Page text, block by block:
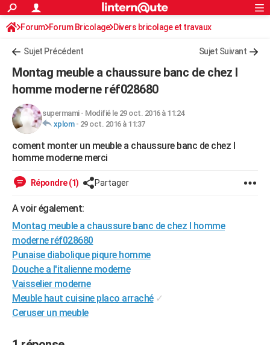
ACTUALITÉS
Politique
Société
Faits Divers
Education
Monde
Villes
+
Programme TV
TNTStreaming
Cinéma
Sorties cinéma
Musique
+FINANCE
Retraite
Impôts
Epargne
Immobilier
Risques naturels par ville
Banque
Assurance
Crédit
AUTO
Essais
Réserver un essai
Citadines
Berlines
SUV
Forum auto
HIGH-TECH
Mobiles
Meilleur smartphone
Internet
Ordinateurs
Jeux vidéo
Guide high-tech
BRICOLAGE
Forum
Aménagement intérieur
Extérieur
Cuisine
Salle de bains
Jardinage
Rangement
WEEK-END
Guides de France
Escapades
Patrimoine
Expositions
Musées
Week-end nature
+LIFESTYLE
Art de vivre
Bien-être
Loisirs
Mode
Modes de vie
SANTE
Alimentation
Guide de la santé
Maladies
Médicaments
Sommeil
VOYAGE
Destinations
City break
Voyage nature
Voyage de noces
Forum
Climat
+PHOTO
GUIDES D'ACHAT
Rechercher
S'inscrire
Connexion
Forum Forum Bricolage Divers bricolage et travaux
Sujet Précédent Sujet Suivant
Montag meuble a chaussure banc de chez l
homme moderne réf028680
supermami- Modifié le 29 oct. 2016 à 11:24
xplom- 29 oct. 2016 à 11:37
coment monter un meuble a chaussure banc de chez l
homme moderne merci
Répondre (1) Partager
A voir également:
Montag meuble a chaussure banc de chez l homme
moderne réf028680
Punaise diabolique piqure homme
Douche a l'italienne moderne
Vaisselier moderne
Meuble haut cuisine placo arraché ✓
Ceruser un meuble